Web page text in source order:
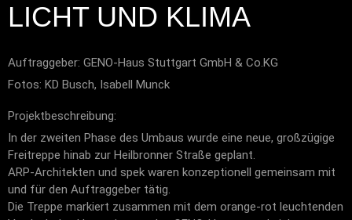
LICHT UND KLIMA
Auftraggeber: GENO-Haus Stuttgart GmbH & Co.KG
Fotos: KD Busch, Isabell Munck
Projektbeschreibung:
In der zweiten Phase des Umbaus wurde eine neue, großzügige
Freitreppe hinab zur Heilbronner Straße geplant.
ARP-Architekten und spek waren konzeptionell gemeinsam mit
und für den Auftraggeber tätig.
Die Treppe markiert zusammen mit dem orange-rot leuchtenden